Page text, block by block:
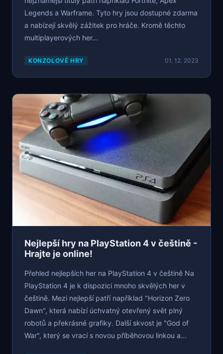
Legends a Warframe. Tyto hry jsou dostupné zdarma
a nabízejí skvělý zážitek pro hráče. Kromě těchto
multiplayerových her...
KONZOLOVÉ HRY 01. 12. 2023
Nejlepší hry na PlayStation 4 v češtině -
Hrajte je online!
Přehled nejlepších her na PlayStation 4 v češtině Na
PlayStation 4 je k dispozici mnoho skvělých her v
češtině. Mezi nejlepší patří například "Horizon Zero
Dawn", která nabízí úchvatný otevřený svět plný
robotů a překrásné grafiky. Další skvost je "God of
War", který se vrací s novou příběhovou linkou a...